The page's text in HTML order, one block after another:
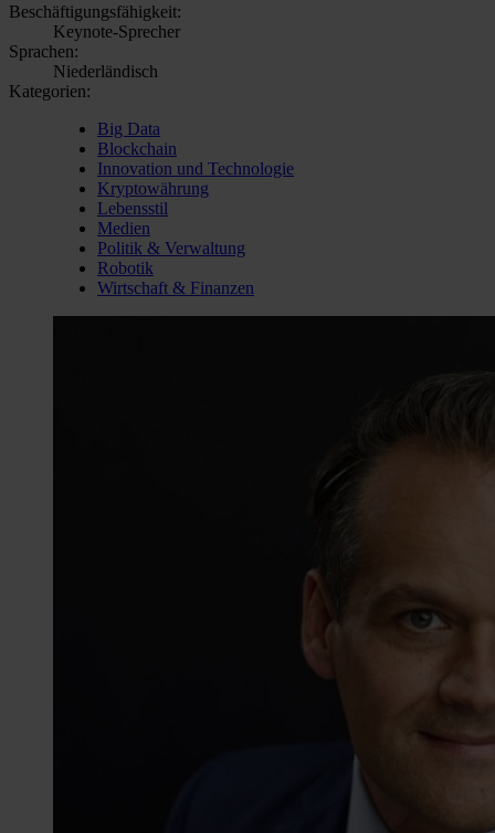
Beschäftigungsfähigkeit:
Keynote-Sprecher
Sprachen:
Niederländisch
Kategorien:
Big Data
Blockchain
Innovation und Technologie
Kryptowährung
Lebensstil
Medien
Politik & Verwaltung
Robotik
Wirtschaft & Finanzen